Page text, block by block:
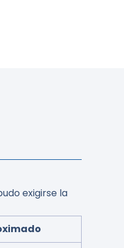
exigirse la